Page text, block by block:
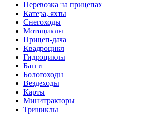
Перевозка на прицепах
Катера, яхты
Снегоходы
Мотоциклы
Прицеп-дача
Квадроцикл
Гидроциклы
Багги
Болотоходы
Вездеходы
Карты
Минитракторы
Трициклы